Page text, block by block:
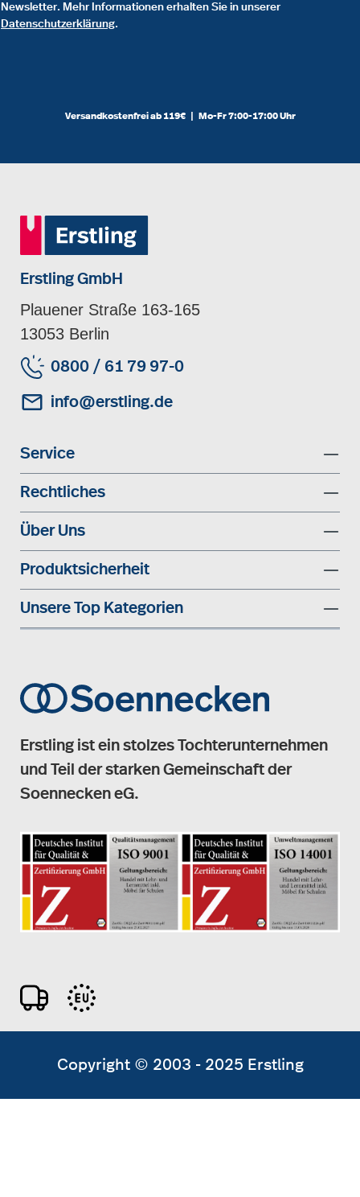
Newsletter. Mehr Informationen erhalten Sie in unserer
Datenschutzerklärung.
Versandkostenfrei ab 119€ | Mo-Fr 7:00-17:00 Uhr
Erstling GmbH
Plauener Straße 163-165
13053 Berlin
0800 / 61 79 97-0
info@erstling.de
Service
Rechtliches
Über Uns
Produktsicherheit
Unsere Top Kategorien
Erstling ist ein stolzes Tochterunternehmen
und Teil der starken Gemeinschaft der
Soennecken eG.
Copyright © 2003 - 2025 Erstling